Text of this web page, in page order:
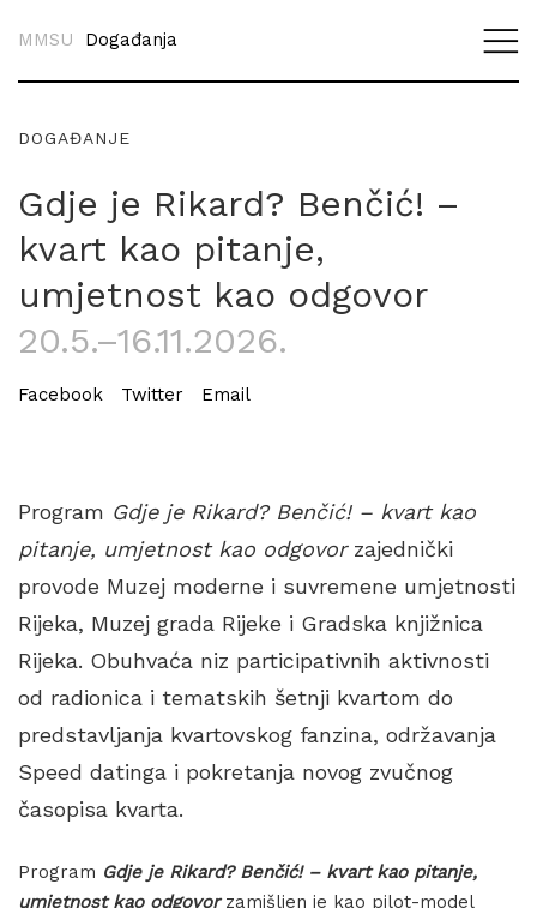
MMSU Događanja
DOGAĐANJE
Gdje je Rikard? Benčić! –
kvart kao pitanje,
umjetnost kao odgovor
20.5.–16.11.2026.
Facebook Twitter Email
Program Gdje je Rikard? Benčić! – kvart kao
pitanje, umjetnost kao odgovor zajednički
provode Muzej moderne i suvremene umjetnosti
Rijeka, Muzej grada Rijeke i Gradska knjižnica
Rijeka. Obuhvaća niz participativnih aktivnosti
od radionica i tematskih šetnji kvartom do
predstavljanja kvartovskog fanzina, održavanja
Speed datinga i pokretanja novog zvučnog
časopisa kvarta.
Program Gdje je Rikard? Benčić! – kvart kao pitanje,
umjetnost kao odgovorzamišljen je kao pilot-model